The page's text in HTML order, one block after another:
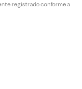
registrado conforme a